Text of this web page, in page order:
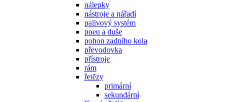
nálepky
nástroje a nářadí
palivový systém
pneu a duše
pohon zadního kola
převodovka
přístroje
rám
řetězy
primární
sekundární